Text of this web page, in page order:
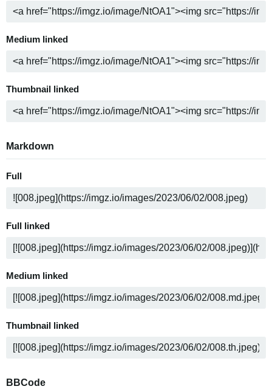
Medium linked
Thumbnail linked
Markdown
Full
Full linked
Medium linked
Thumbnail linked
BBCode